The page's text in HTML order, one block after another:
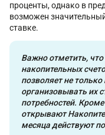
проценты, однако в
возможен
ставке.
Важно отметить,
накопительных
позволяет не
организовывать их
потребностей.
открывают
месяца действуют